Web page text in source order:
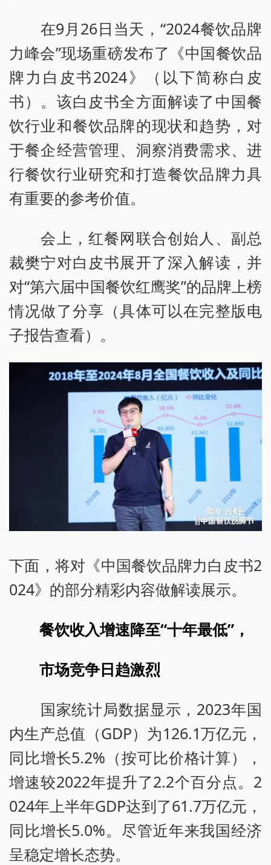
在9月26日当天，“2024餐饮品牌
力峰会”现场重磅发布了《中国餐饮品
牌力白皮书2024》（以下简称白皮
书）。该白皮书全方面解读了中国餐
饮行业和餐饮品牌的现状和趋势，对
于餐企经营管理、洞察消费需求、进
行餐饮行业研究和打造餐饮品牌力具
有重要的参考价值。
会上，红餐网联合创始人、副总
裁樊宁对白皮书展开了深入解读，并
对“第六届中国餐饮红鹰奖”的品牌上榜
情况做了分享（具体可以在完整版电
子报告查看）。
下面，将对《中国餐饮品牌力白皮书2
024》的部分精彩内容做解读展示。
餐饮收入增速降至“十年最低”，
市场竞争日趋激烈
国家统计局数据显示，2023年国
内生产总值（GDP）为126.1万亿元，
同比增长5.2%（按可比价格计算），
增速较2022年提升了2.2个百分点。2
024年上半年GDP达到了61.7万亿元，
同比增长5.0%。尽管近年来我国经济
呈稳定增长态势。